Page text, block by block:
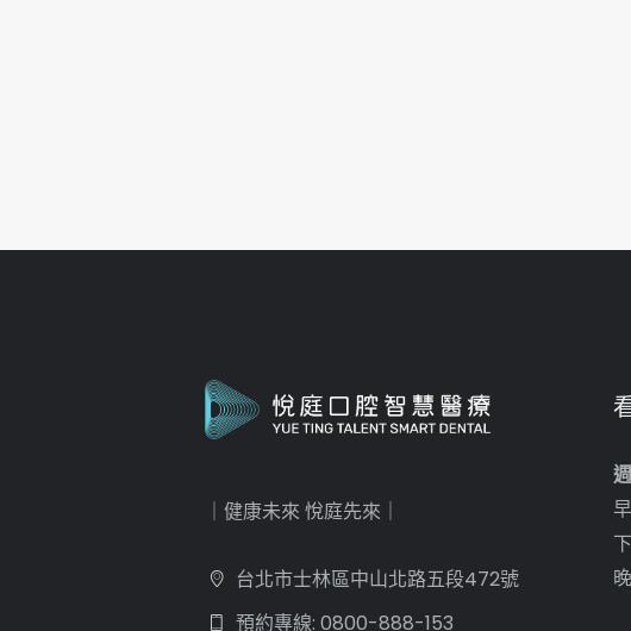
｜健康未來 悅庭先來｜
台北市士林區中山北路五段472號
預約專線: 0800-888-153